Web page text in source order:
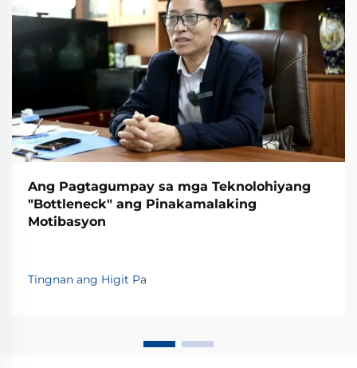
Ang Pagtagumpay sa mga Teknolohiyang
"Bottleneck" ang Pinakamalaking
Motibasyon
Tingnan ang Higit Pa